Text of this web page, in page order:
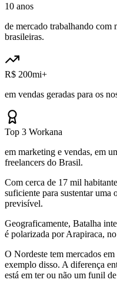
10 anos
de mercado trabalhando com
brasileiras.
R$ 200mi+
em vendas geradas para os
Top 3 Workana
em marketing e vendas, em
freelancers do Brasil.
Com cerca de 17 mil
suficiente para sustentar uma
previsível.
Geograficamente, Batalha
é polarizada por Arapiraca,
O Nordeste tem mercados
exemplo disso. A diferença
está em ter ou não um funil